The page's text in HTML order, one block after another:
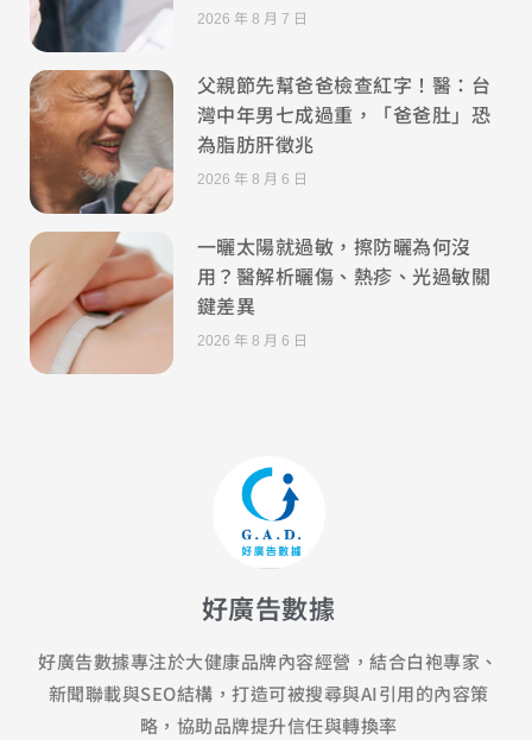
2026 年 8 月 7 日
父親節先幫爸爸檢查紅字！醫：台
灣中年男七成過重，「爸爸肚」恐
為脂肪肝徵兆
2026 年 8 月 6 日
一曬太陽就過敏，擦防曬為何沒
用？醫解析曬傷、熱疹、光過敏關
鍵差異
2026 年 8 月 6 日
好廣告數據
好廣告數據專注於大健康品牌內容經營，結合白袍專家、
新聞聯載與SEO結構，打造可被搜尋與AI引用的內容策
略，協助品牌提升信任與轉換率